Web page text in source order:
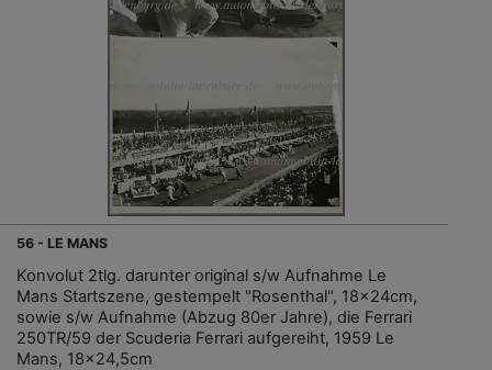
56 - LE MANS
Konvolut 2tlg. darunter original s/w Aufnahme Le
Mans Startszene, gestempelt "Rosenthal", 18x24cm,
sowie s/w Aufnahme (Abzug 80er Jahre), die Ferrari
250TR/59 der Scuderia Ferrari aufgereiht, 1959 Le
Mans, 18x24,5cm